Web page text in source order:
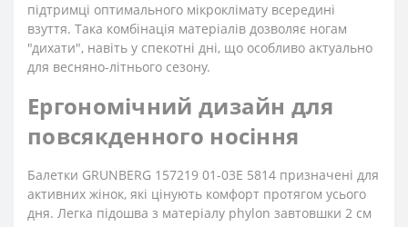
підтримці оптимального мікроклімату всередині
взуття. Така комбінація матеріалів дозволяє ногам
"дихати", навіть у спекотні дні, що особливо актуально
для весняно-літнього сезону.
Ергономічний дизайн для
повсякденного носіння
Балетки GRUNBERG 157219 01-03E 5814 призначені для
активних жінок, які цінують комфорт протягом усього
дня. Легка підошва з матеріалу phylon завтовшки 2 см